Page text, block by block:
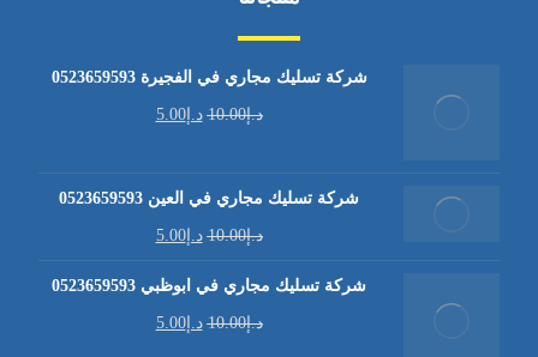
شركة تسليك مجاري في الفجيرة 0523659593
د.إ10.00 د.إ5.00
شركة تسليك مجاري في العين 0523659593
د.إ10.00 د.إ5.00
شركة تسليك مجاري في ابوظبي 0523659593
د.إ10.00 د.إ5.00